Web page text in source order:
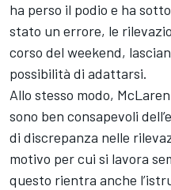
ha perso il podio e ha
stato un errore, le
corso del weekend,
possibilità di adattarsi.
Allo stesso modo,
sono ben consapevoli
di discrepanza nelle
motivo per cui si lavora
questo rientra anche